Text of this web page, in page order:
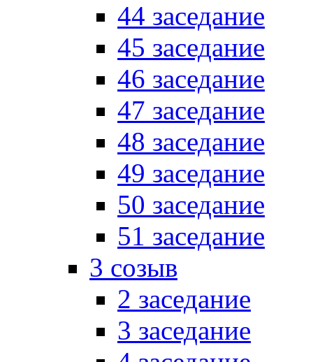
44 заседание
45 заседание
46 заседание
47 заседание
48 заседание
49 заседание
50 заседание
51 заседание
3 созыв
2 заседание
3 заседание